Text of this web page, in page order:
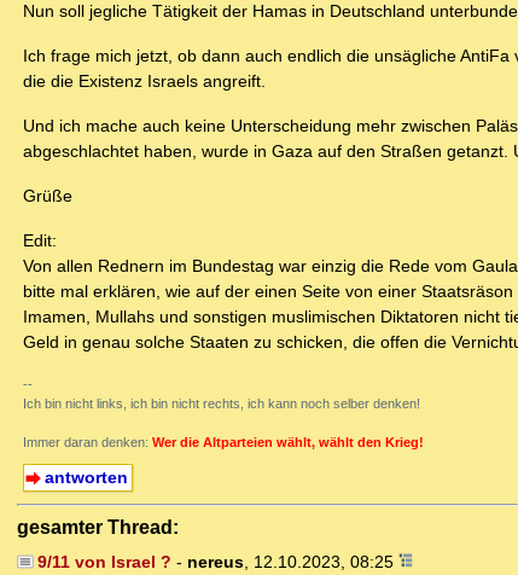
Nun soll jegliche Tätigkeit der Hamas in Deutschland
Ich frage mich jetzt, ob dann auch endlich die unsägliche
die die Existenz Israels angreift.
Und ich mache auch keine Unterscheidung mehr zwischen
abgeschlachtet haben, wurde in Gaza auf den Straßen
Grüße
Edit:
Von allen Rednern im Bundestag war einzig die Rede vom
bitte mal erklären, wie auf der einen Seite von einer
Imamen, Mullahs und sonstigen muslimischen Diktatoren nicht
Geld in genau solche Staaten zu schicken, die offen die
--
Ich bin nicht links, ich bin nicht rechts, ich kann noch selber denken!
Immer daran denken: Wer die Altparteien wählt, wählt den Krieg!
antworten
gesamter Thread:
9/11 von Israel ? - nereus, 12.10.2023, 08:25